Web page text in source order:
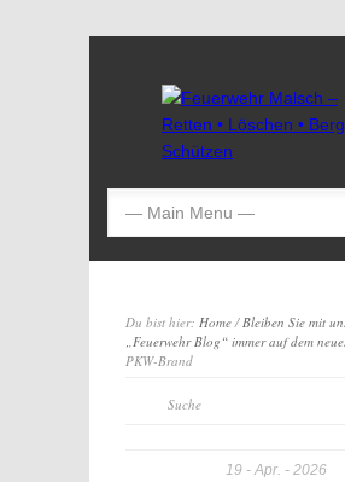
Du bist hier: Home/Bleiben Sie mit
„Feuerwehr Blog“ immer auf dem
PKW-Brand
19 Apr. 2026